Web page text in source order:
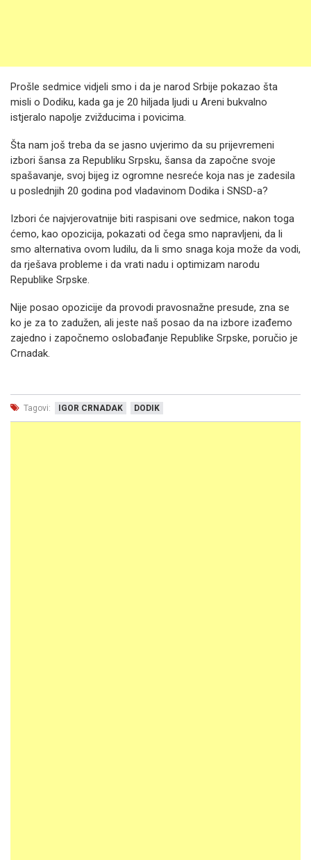
Prošle sedmice vidjeli smo i da je narod Srbije pokazao šta
misli o Dodiku, kada ga je 20 hiljada ljudi u Areni bukvalno
istjeralo napolje zvižducima i povicima.
Šta nam još treba da se jasno uvjerimo da su prijevremeni
izbori šansa za Republiku Srpsku, šansa da započne svoje
spašavanje, svoj bijeg iz ogromne nesreće koja nas je zadesila
u poslednjih 20 godina pod vladavinom Dodika i SNSD-a?
Izbori će najvjerovatnije biti raspisani ove sedmice, nakon toga
ćemo, kao opozicija, pokazati od čega smo napravljeni, da li
smo alternativa ovom ludilu, da li smo snaga koja može da vodi,
da rješava probleme i da vrati nadu i optimizam narodu
Republike Srpske.
Nije posao opozicije da provodi pravosnažne presude, zna se
ko je za to zadužen, ali jeste naš posao da na izbore izađemo
zajedno i započnemo oslobađanje Republike Srpske, poručio je
Crnadak.
Tagovi: IGOR CRNADAK DODIK